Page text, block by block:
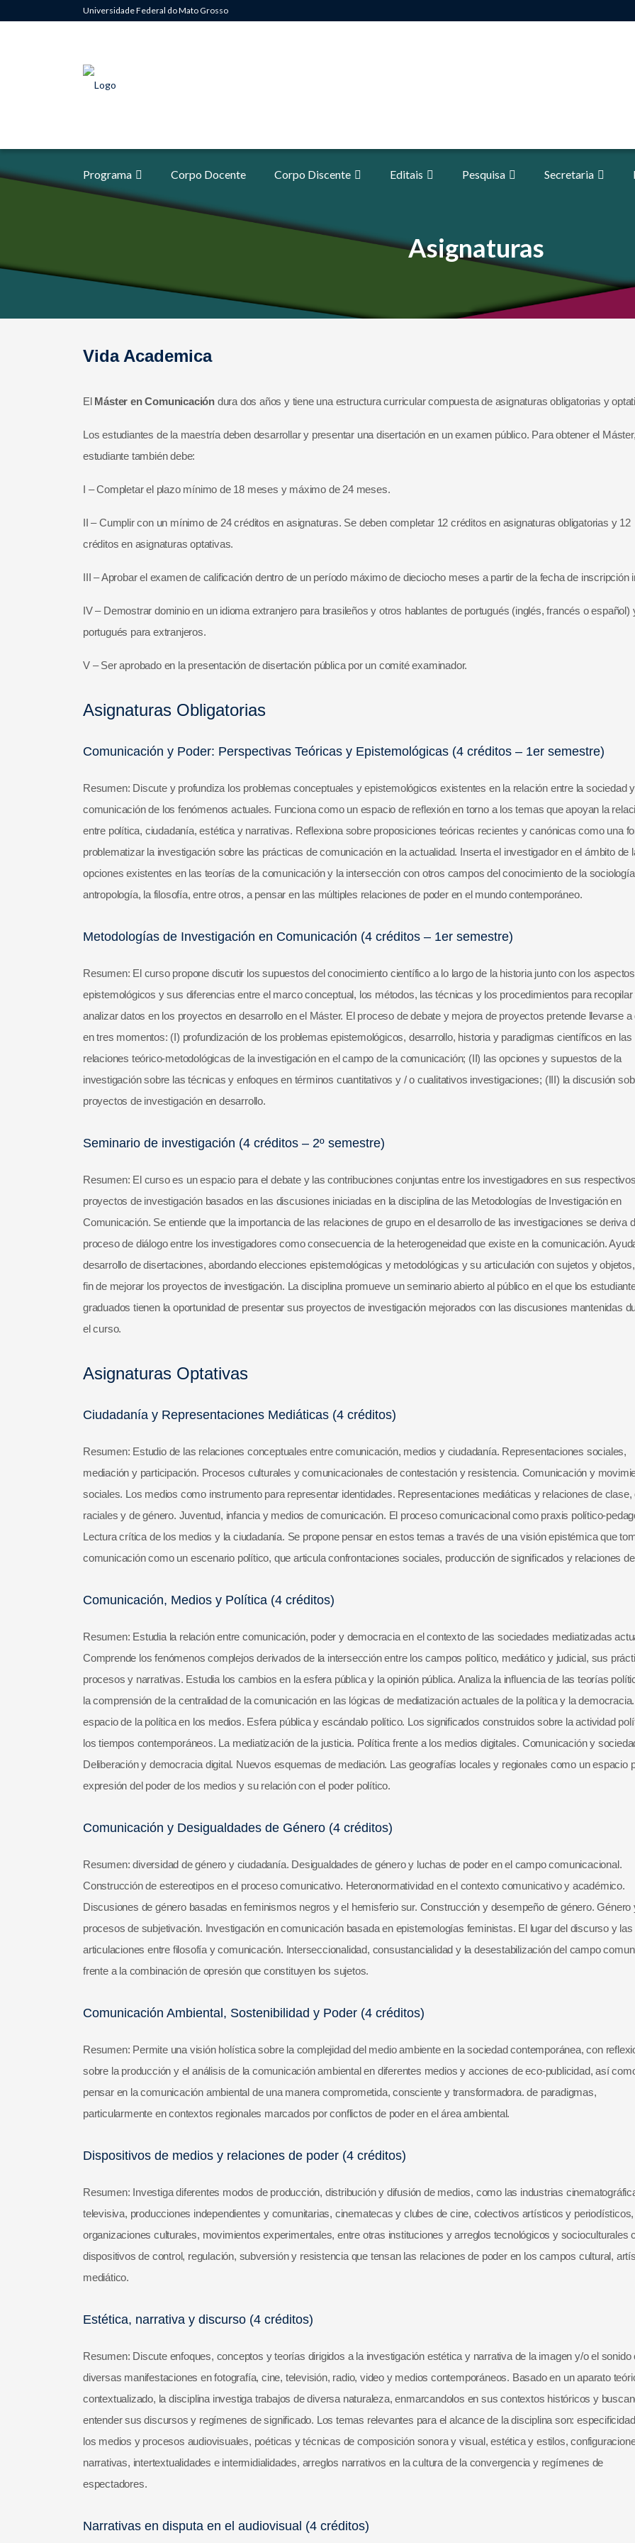
Universidade Federal do Mato Grosso
Programa Corpo Docente Corpo Discente Editais Pesquisa Secretaria
Asignaturas
Vida Academica
El Máster en Comunicación dura dos años y tiene una estructura curricular compuesta de asignaturas obligatorias y
Los estudiantes de la maestría deben desarrollar y presentar una disertación en un examen público. Para obtener el
estudiante también debe:
I – Completar el plazo mínimo de 18 meses y máximo de 24 meses.
II – Cumplir con un mínimo de 24 créditos en asignaturas. Se deben completar 12 créditos en asignaturas obligatorias y 12
créditos en asignaturas optativas.
III – Aprobar el examen de calificación dentro de un período máximo de dieciocho meses a partir de la fecha de inscripción
IV – Demostrar dominio en un idioma extranjero para brasileños y otros hablantes de portugués (inglés, francés o español)
portugués para extranjeros.
V – Ser aprobado en la presentación de disertación pública por un comité examinador.
Asignaturas Obligatorias
Comunicación y Poder: Perspectivas Teóricas y Epistemológicas (4 créditos – 1er semestre)
Resumen: Discute y profundiza los problemas conceptuales y epistemológicos existentes en la relación entre la sociedad
comunicación de los fenómenos actuales. Funciona como un espacio de reflexión en torno a los temas que apoyan la
entre política, ciudadanía, estética y narrativas. Reflexiona sobre proposiciones teóricas recientes y canónicas como una
problematizar la investigación sobre las prácticas de comunicación en la actualidad. Inserta el investigador en el ámbito de
opciones existentes en las teorías de la comunicación y la intersección con otros campos del conocimiento de la
antropología, la filosofía, entre otros, a pensar en las múltiples relaciones de poder en el mundo contemporáneo.
Metodologías de Investigación en Comunicación (4 créditos – 1er semestre)
Resumen: El curso propone discutir los supuestos del conocimiento científico a lo largo de la historia junto con los aspectos
epistemológicos y sus diferencias entre el marco conceptual, los métodos, las técnicas y los procedimientos para recopilar
analizar datos en los proyectos en desarrollo en el Máster. El proceso de debate y mejora de proyectos pretende llevarse a
en tres momentos: (I) profundización de los problemas epistemológicos, desarrollo, historia y paradigmas científicos en las
relaciones teórico-metodológicas de la investigación en el campo de la comunicación; (II) las opciones y supuestos de la
investigación sobre las técnicas y enfoques en términos cuantitativos y / o cualitativos investigaciones; (III) la discusión
proyectos de investigación en desarrollo.
Seminario de investigación (4 créditos – 2º semestre)
Resumen: El curso es un espacio para el debate y las contribuciones conjuntas entre los investigadores en sus respectivos
proyectos de investigación basados ​​en las discusiones iniciadas en la disciplina de las Metodologías de Investigación en
Comunicación. Se entiende que la importancia de las relaciones de grupo en el desarrollo de las investigaciones se deriva
proceso de diálogo entre los investigadores como consecuencia de la heterogeneidad que existe en la comunicación.
desarrollo de disertaciones, abordando elecciones epistemológicas y metodológicas y su articulación con sujetos y
fin de mejorar los proyectos de investigación. La disciplina promueve un seminario abierto al público en el que los
graduados tienen la oportunidad de presentar sus proyectos de investigación mejorados con las discusiones mantenidas
el curso.
Asignaturas Optativas
Ciudadanía y Representaciones Mediáticas (4 créditos)
Resumen: Estudio de las relaciones conceptuales entre comunicación, medios y ciudadanía. Representaciones sociales,
mediación y participación. Procesos culturales y comunicacionales de contestación y resistencia. Comunicación y
sociales. Los medios como instrumento para representar identidades. Representaciones mediáticas y relaciones de clase,
raciales y de género. Juventud, infancia y medios de comunicación. El proceso comunicacional como praxis político-
Lectura crítica de los medios y la ciudadanía. Se propone pensar en estos temas a través de una visión epistémica que
comunicación como un escenario político, que articula confrontaciones sociales, producción de significados y relaciones
Comunicación, Medios y Política (4 créditos)
Resumen: Estudia la relación entre comunicación, poder y democracia en el contexto de las sociedades mediatizadas
Comprende los fenómenos complejos derivados de la intersección entre los campos político, mediático y judicial, sus
procesos y narrativas. Estudia los cambios en la esfera pública y la opinión pública. Analiza la influencia de las teorías
la comprensión de la centralidad de la comunicación en las lógicas de mediatización actuales de la política y la
espacio de la política en los medios. Esfera pública y escándalo político. Los significados construidos sobre la actividad
los tiempos contemporáneos. La mediatización de la justicia. Política frente a los medios digitales. Comunicación y
Deliberación y democracia digital. Nuevos esquemas de mediación. Las geografías locales y regionales como un espacio
expresión del poder de los medios y su relación con el poder político.
Comunicación y Desigualdades de Género (4 créditos)
Resumen: diversidad de género y ciudadanía. Desigualdades de género y luchas de poder en el campo comunicacional.
Construcción de estereotipos en el proceso comunicativo. Heteronormatividad en el contexto comunicativo y académico.
Discusiones de género basadas en feminismos negros y el hemisferio sur. Construcción y desempeño de género. Género
procesos de subjetivación. Investigación en comunicación basada en epistemologías feministas. El lugar del discurso y las
articulaciones entre filosofía y comunicación. Interseccionalidad, consustancialidad y la desestabilización del campo
frente a la combinación de opresión que constituyen los sujetos.
Comunicación Ambiental, Sostenibilidad y Poder (4 créditos)
Resumen: Permite una visión holística sobre la complejidad del medio ambiente en la sociedad contemporánea, con
sobre la producción y el análisis de la comunicación ambiental en diferentes medios y acciones de eco-publicidad, así
pensar en la comunicación ambiental de una manera comprometida, consciente y transformadora. de paradigmas,
particularmente en contextos regionales marcados por conflictos de poder en el área ambiental.
Dispositivos de medios y relaciones de poder (4 créditos)
Resumen: Investiga diferentes modos de producción, distribución y difusión de medios, como las industrias
televisiva, producciones independientes y comunitarias, cinematecas y clubes de cine, colectivos artísticos y periodísticos,
organizaciones culturales, movimientos experimentales, entre otras instituciones y arreglos tecnológicos y socioculturales
dispositivos de control, regulación, subversión y resistencia que tensan las relaciones de poder en los campos cultural,
mediático.
Estética, narrativa y discurso (4 créditos)
Resumen: Discute enfoques, conceptos y teorías dirigidos a la investigación estética y narrativa de la imagen y/o el sonido
diversas manifestaciones en fotografía, cine, televisión, radio, video y medios contemporáneos. Basado en un aparato
contextualizado, la disciplina investiga trabajos de diversa naturaleza, enmarcandolos en sus contextos históricos y
entender sus discursos y regímenes de significado. Los temas relevantes para el alcance de la disciplina son:
los medios y procesos audiovisuales, poéticas y técnicas de composición sonora y visual, estética y estilos,
narrativas, intertextualidades e intermidialidades, arreglos narrativos en la cultura de la convergencia y regímenes de
espectadores.
Narrativas en disputa en el audiovisual (4 créditos)